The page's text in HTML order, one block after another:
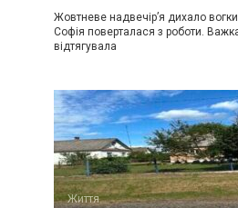
Жовтневе надвечір’я дихало
Софія поверталася з роботи.
відтягувала
Життя